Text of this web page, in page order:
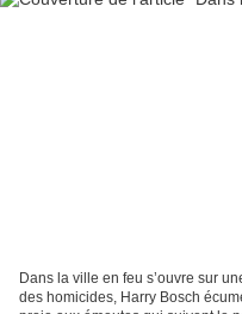
Dans la ville en feu s’ouvre sur
des homicides, Harry Bosch